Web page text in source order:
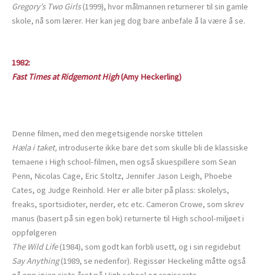
Gregory’s Two Girls(1999), hvor målmannen returnerer til sin gamle
skole, nå som lærer. Her kan jeg dog bare anbefale å la være å se.
1982:
Fast Times at Ridgemont High(Amy Heckerling)
Denne filmen, med den megetsigende norske tittelen
Hæla i taket, introduserte ikke bare det som skulle bli de klassiske
temaene i High school-filmen, men også skuespillere som Sean
Penn, Nicolas Cage, Eric Stoltz, Jennifer Jason Leigh, Phoebe
Cates, og Judge Reinhold. Her er alle biter på plass: skolelys,
freaks, sportsidioter, nerder, etc etc. Cameron Crowe, som skrev
manus (basert på sin egen bok) returnerte til High school-miljøet i
oppfølgeren
The Wild Life(1984), som godt kan forbli usett, og i sin regidebut
Say Anything(1989, se nedenfor). Regissør Heckeling måtte også